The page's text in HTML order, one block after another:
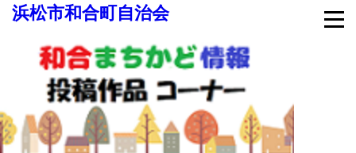
浜松市和合町自治会